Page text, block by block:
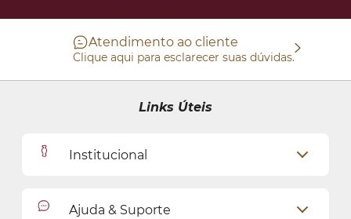
Atendimento ao cliente
Clique aqui para esclarecer suas dúvidas.
Links Úteis
Institucional
Como Comprar
Ajuda & Suporte